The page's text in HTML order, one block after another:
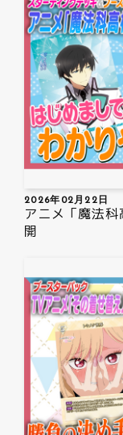
2026年02月22日
アニメ「魔法
開